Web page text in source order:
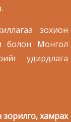
зохион
болон Монгол
удирдлага
хамрах